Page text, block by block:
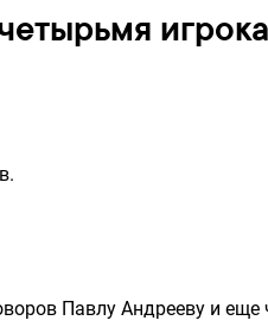
Павлу Андрееву и еще